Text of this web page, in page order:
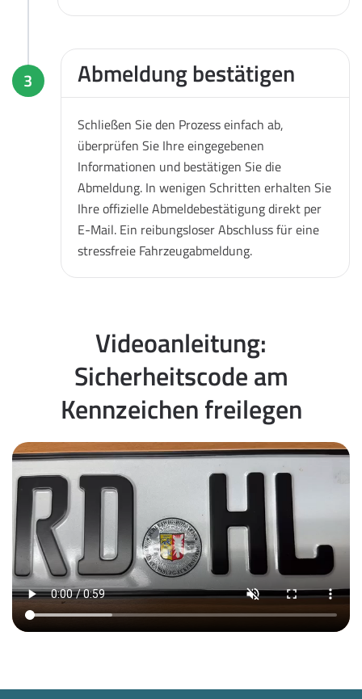
3 Abmeldung bestätigen
Schließen Sie den Prozess einfach ab,
überprüfen Sie Ihre eingegebenen
Informationen und bestätigen Sie die
Abmeldung. In wenigen Schritten erhalten Sie
Ihre offizielle Abmeldebestätigung direkt per
E-Mail. Ein reibungsloser Abschluss für eine
stressfreie Fahrzeugabmeldung.
Videoanleitung:
Sicherheitscode am
Kennzeichen freilegen